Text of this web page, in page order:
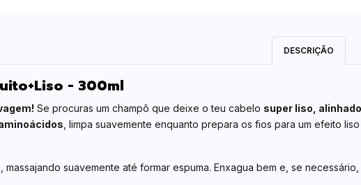
DESCRIÇÃO
- 300ml
Se procuras um champô que deixe o teu cabelo super liso,
, limpa suavemente enquanto prepara os fios para um efeito
suavemente até formar espuma. Enxagua bem e, se